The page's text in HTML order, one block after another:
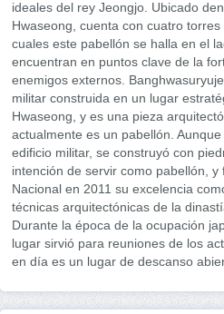
ideales del rey Jeongjo. Ubicado
Hwaseong, cuenta con cuatro
cuales este pabellón se halla en el
encuentran en puntos clave de la
enemigos externos.
militar construida en un lugar
Hwaseong, y es una pieza
actualmente es un pabellón.
edificio militar, se construyó con
intención de servir como pabellón, y
Nacional en 2011 su excelencia
técnicas arquitectónicas de la
Durante la época de la ocupación
lugar sirvió para reuniones de los
en día es un lugar de descanso